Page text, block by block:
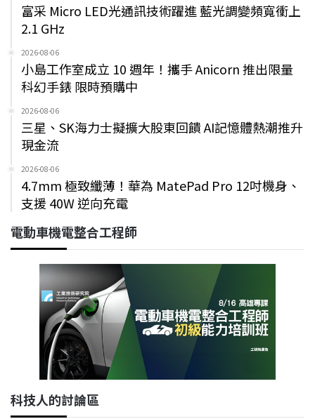
富采 Micro LED光通訊技術躍進 藍光調變頻寬衝上
2.1 GHz
2026-08-06
小島工作室成立 10 週年！攜手 Anicorn 推出限量
科幻手錶 限時預購中
2026-08-06
三星、SK海力士擬擴大股東回饋 AI記憶體熱潮推升
現金流
2026-08-06
4.7mm 極致纖薄！華為 MatePad Pro 12吋機身、
支援 40W 逆向充電
電動車機電整合工程師
科技人的討論區